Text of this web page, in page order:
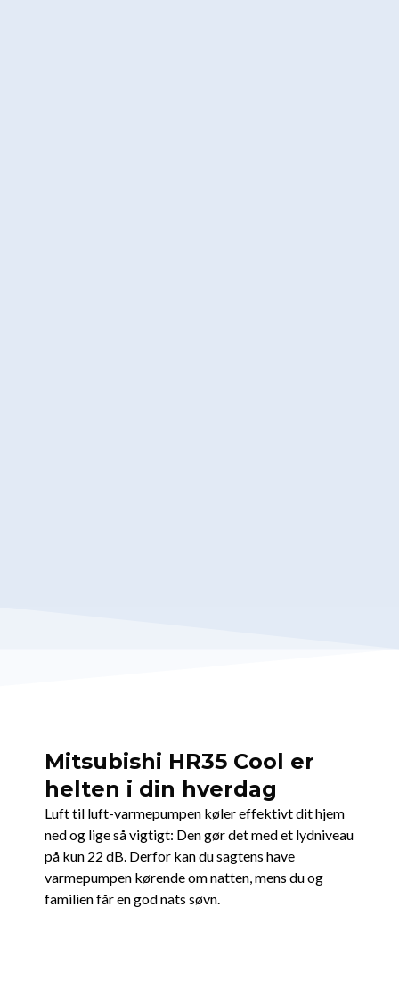
Mitsubishi HR35 Cool er
helten i din hverdag
Luft til luft-varmepumpen køler effektivt dit hjem
ned og lige så vigtigt: Den gør det med et lydniveau
på kun 22 dB. Derfor kan du sagtens have
varmepumpen kørende om natten, mens du og
familien får en god nats søvn.